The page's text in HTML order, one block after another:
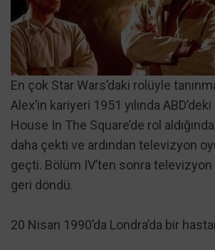
En çok Star Wars’daki rolüyle
Alex’in kariyeri 1951 yılında
House In The Square’de rol
daha çekti ve ardından televizyon
geçti. Bölüm IV’ten sonra
geri döndü.
20 Nisan 1990’da Londra’da bir